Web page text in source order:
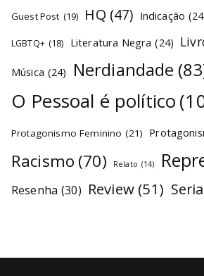
Guest Post (19) HQ (47) Indicação
LGBTQ+ (18) Literatura Negra (24)
Música (24) Nerdiandade
O Pessoal é político
Protagonismo Feminino (21)
Racismo (70) Relato (14)
Resenha (30) Review (51)